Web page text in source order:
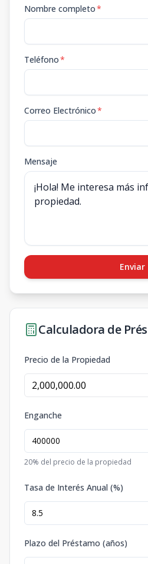
Nombre completo*
Teléfono*
Correo Electrónico*
Mensaje
Enviar
Calculadora de
Precio de la Propiedad
Enganche
20% del precio de la propiedad
Tasa de Interés Anual (%)
Plazo del Préstamo (años)